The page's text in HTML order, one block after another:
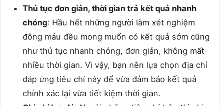
Thủ tục đơn giản, thời gian trả kết quả nhanh
chóng: Hầu hết những người làm xét nghiệm
đông máu đều mong muốn có kết quả sớm cũng
như thủ tục nhanh chóng, đơn giản, không mất
nhiều thời gian. Vì vậy, bạn nên lựa chọn địa chỉ
đáp ứng tiêu chí này để vừa đảm bảo kết quả
chính xác lại vừa tiết kiệm thời gian.